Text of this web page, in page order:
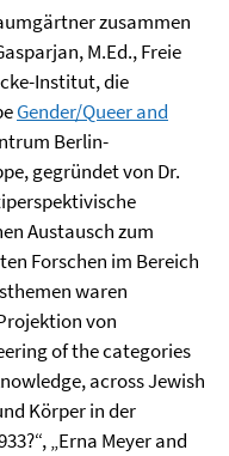
zusammen
M.Ed., Freie
Institut, die
Gender/Queer and
Berlin-
gegründet von Dr.
Austausch zum
Forschen im Bereich
waren
von
of the categories
across Jewish
Körper in der
„Erna Meyer and